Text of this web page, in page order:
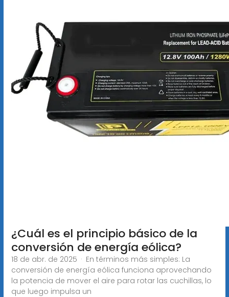
¿Cuál es el principio básico de la
conversión de energía eólica?
18 de abr. de 2025 · En términos más simples: La
conversión de energía eólica funciona aprovechando
la potencia de mover el aire para rotar las cuchillas, lo
que luego impulsa un